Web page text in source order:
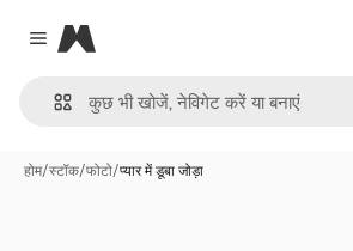
Close menu
Magnific
होम/स्टॉक/फोटो/प्यार में डूबा जोड़ा